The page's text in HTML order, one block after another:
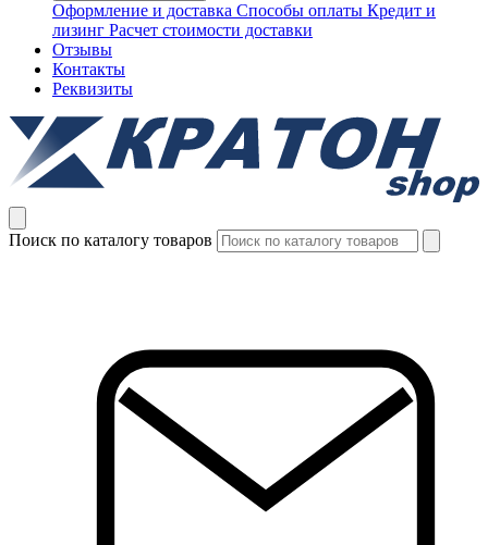
Оформление и доставка Способы оплаты Кредит и
лизинг Расчет стоимости доставки
Отзывы
Контакты
Реквизиты
Поиск по каталогу товаров